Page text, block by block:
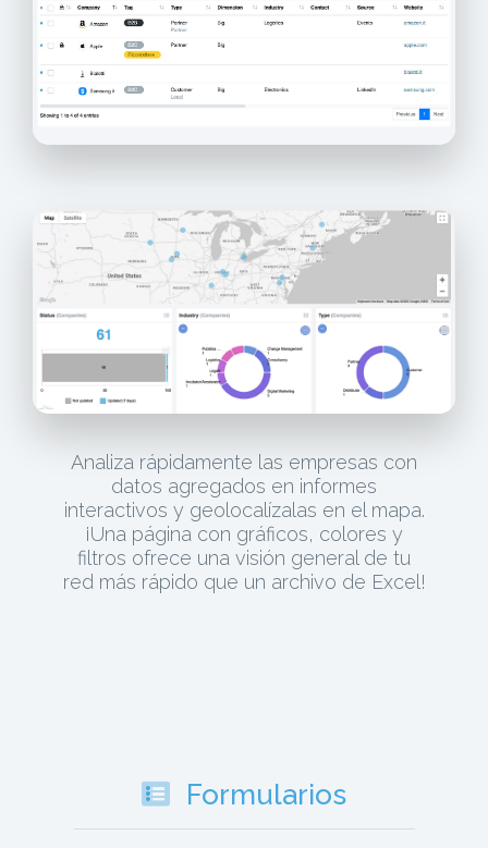
Analiza rápidamente las empresas con
datos agregados en informes
interactivos y geolocalízalas en el mapa.
¡Una página con gráficos, colores y
filtros ofrece una visión general de tu
red más rápido que un archivo de Excel!
Formularios